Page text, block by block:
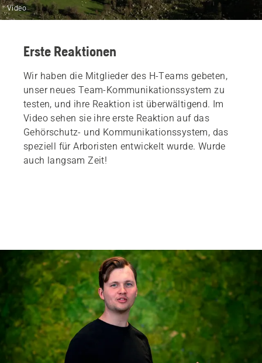
Video
Erste Reaktionen
Wir haben die Mitglieder des H-Teams gebeten,
unser neues Team-Kommunikationssystem zu
testen, und ihre Reaktion ist überwältigend. Im
Video sehen sie ihre erste Reaktion auf das
Gehörschutz- und Kommunikationssystem, das
speziell für Arboristen entwickelt wurde. Wurde
auch langsam Zeit!